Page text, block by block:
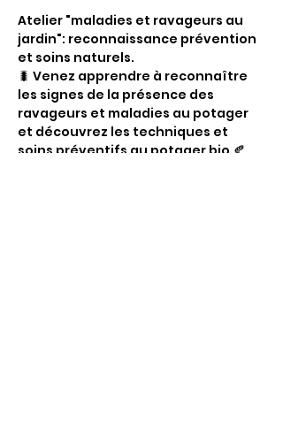
Atelier "maladies et ravageurs au
jardin": reconnaissance prévention
et soins naturels.
🐛 Venez apprendre à reconnaître
les signes de la présence des
ravageurs et maladies au potager
et découvrez les techniques et
soins préventifs au potager bio 🍂